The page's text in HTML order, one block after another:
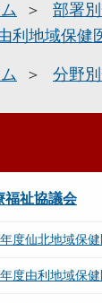
部署
利地域保健
分野
福祉協議会
度仙北地域保
度由利地域保